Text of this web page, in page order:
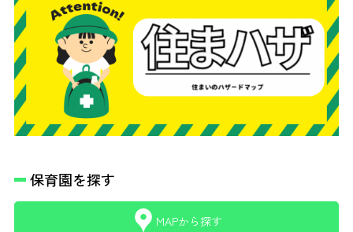
保育園を探す
MAPから探す